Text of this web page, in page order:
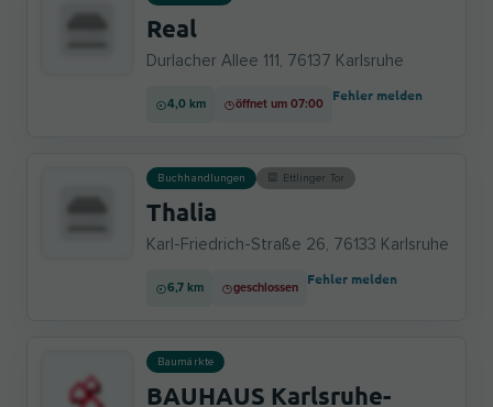
Real
Durlacher Allee 111, 76137 Karlsruhe
4,0 km öffnet um 07:00
Fehler melden
Buchhandlungen Ettlinger Tor
Thalia
Karl-Friedrich-Straße 26, 76133 Karlsruhe
6,7 km geschlossen
Fehler melden
Baumärkte
BAUHAUS Karlsruhe-